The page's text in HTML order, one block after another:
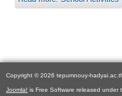
Copyright © 2026 tepumnouy-
Joomla! is Free Software released under